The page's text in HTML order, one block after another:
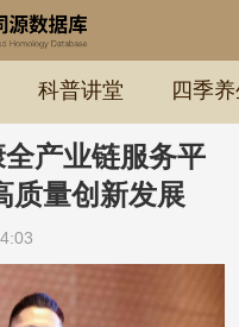
科普讲堂 四季
产业链服务平
质量创新发展